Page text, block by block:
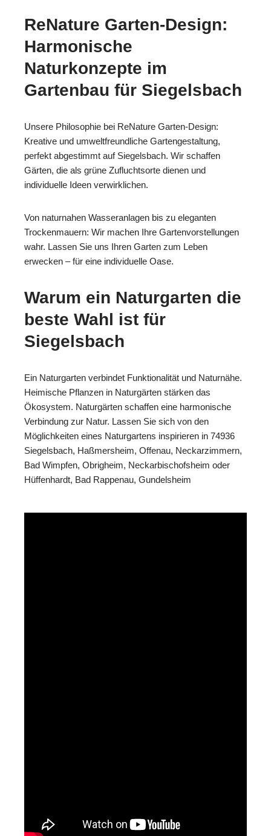
ReNature Garten-Design:
Harmonische
Naturkonzepte im
Gartenbau für Siegelsbach
Unsere Philosophie bei ReNature Garten-Design:
Kreative und umweltfreundliche Gartengestaltung,
perfekt abgestimmt auf Siegelsbach. Wir schaffen
Gärten, die als grüne Zufluchtsorte dienen und
individuelle Ideen verwirklichen.
Von naturnahen Wasseranlagen bis zu eleganten
Trockenmauern: Wir machen Ihre Gartenvorstellungen
wahr. Lassen Sie uns Ihren Garten zum Leben
erwecken – für eine individuelle Oase.
Warum ein Naturgarten die
beste Wahl ist für
Siegelsbach
Ein Naturgarten verbindet Funktionalität und Naturnähe.
Heimische Pflanzen in Naturgärten stärken das
Ökosystem. Naturgärten schaffen eine harmonische
Verbindung zur Natur. Lassen Sie sich von den
Möglichkeiten eines Naturgartens inspirieren in 74936
Siegelsbach, Haßmersheim, Offenau, Neckarzimmern,
Bad Wimpfen, Obrigheim, Neckarbischofsheim oder
Hüffenhardt, Bad Rappenau, Gundelsheim